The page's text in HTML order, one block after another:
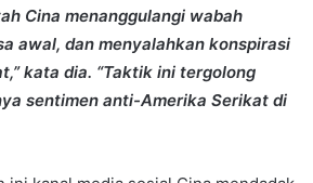
Cina menanggulangi wabah
awal, dan menyalahkan konspirasi
kata dia. “Taktik ini tergolong
sentimen anti-Amerika Serikat di